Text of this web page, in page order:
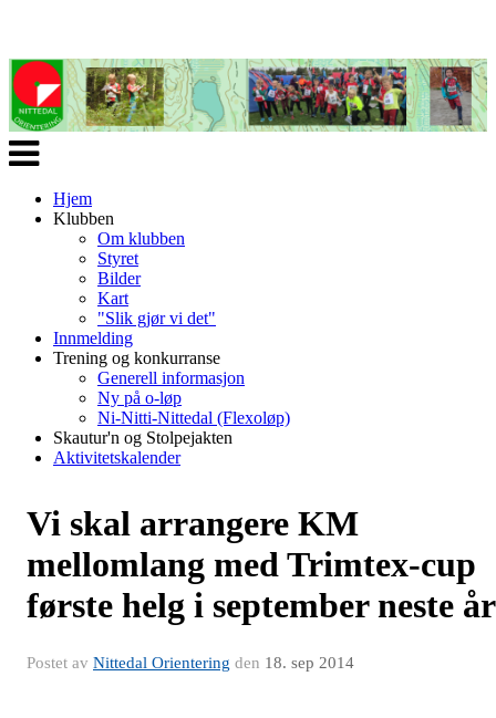
Veksle
navigasjon
Hjem
Klubben
Om klubben
Styret
Bilder
Kart
"Slik gjør vi det"
Innmelding
Trening og konkurranse
Generell informasjon
Ny på o-løp
Ni-Nitti-Nittedal (Flexoløp)
Skautur'n og Stolpejakten
Aktivitetskalender
Vi skal arrangere KM
mellomlang med Trimtex-cup
første helg i september neste år
Postet av Nittedal Orientering den 18. sep 2014